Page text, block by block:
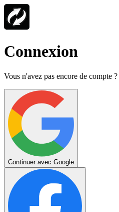
Connexion
Vous n'avez pas encore de compte ?
Continuer avec Google